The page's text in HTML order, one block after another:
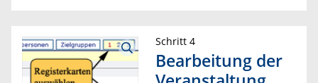
Schritt 4
Bearbeitung der